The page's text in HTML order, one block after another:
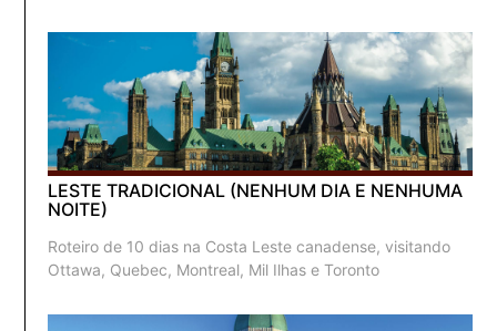
LESTE TRADICIONAL (NENHUM DIA E NENHUMA
NOITE)
Roteiro de 10 dias na Costa Leste canadense, visitando
Ottawa, Quebec, Montreal, Mil Ilhas e Toronto